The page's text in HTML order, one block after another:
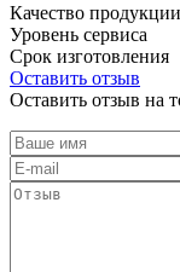
Качество продукции
Уровень сервиса
Срок изготовления
Оставить отзыв
Оставить отзыв на